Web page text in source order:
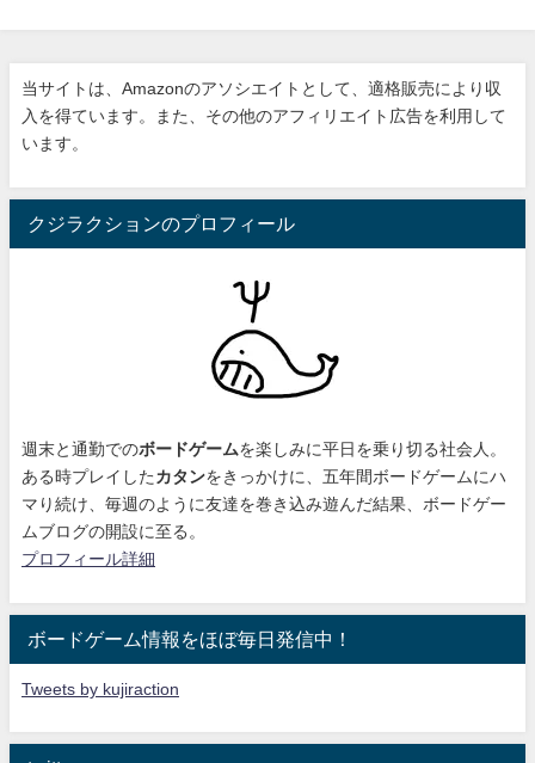
当サイトは、Amazonのアソシエイトとして、適格販売により収
入を得ています。また、その他のアフィリエイト広告を利用して
います。
クジラクションのプロフィール
週末と通勤でのボードゲームを楽しみに平日を乗り切る社会人。
ある時プレイした カタンをきっかけに、 五年間ボードゲームにハ
マり続け 、毎週のように友達を巻き込み遊んだ結果、ボードゲー
ムブログの開設に至る。
プロフィール詳細
ボードゲーム情報をほぼ毎日発信中！
Tweets by kujiraction